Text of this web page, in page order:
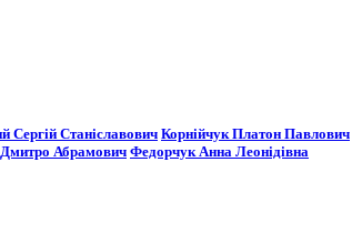
Сергій СтаніславовичКорнійчук Платон Павлович
АбрамовичФедорчук Анна Леонідівна